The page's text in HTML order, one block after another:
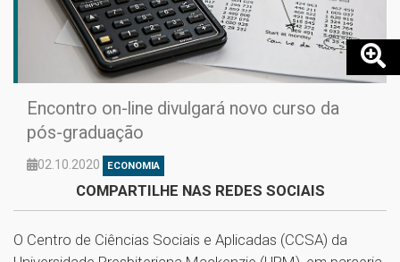
Encontro on-line divulgará novo curso da
pós-graduação
02.10.2020 ECONOMIA
COMPARTILHE NAS REDES SOCIAIS
O Centro de Ciências Sociais e Aplicadas (CCSA) da